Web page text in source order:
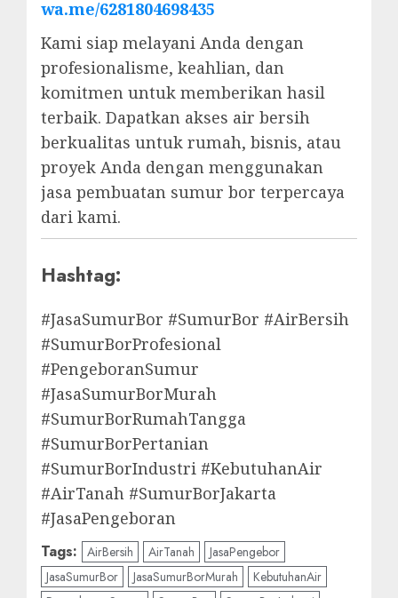
wa.me/6281804698435
Kami siap melayani Anda dengan
profesionalisme, keahlian, dan
komitmen untuk memberikan hasil
terbaik. Dapatkan akses air bersih
berkualitas untuk rumah, bisnis, atau
proyek Anda dengan menggunakan
jasa pembuatan sumur bor terpercaya
dari kami.
Hashtag:
#JasaSumurBor #SumurBor #AirBersih
#SumurBorProfesional
#PengeboranSumur
#JasaSumurBorMurah
#SumurBorRumahTangga
#SumurBorPertanian
#SumurBorIndustri #KebutuhanAir
#AirTanah #SumurBorJakarta
#JasaPengeboran
Tags: AirBersih AirTanah
JasaPengebor
JasaSumurBor
JasaSumurBorMurah
KebutuhanAir